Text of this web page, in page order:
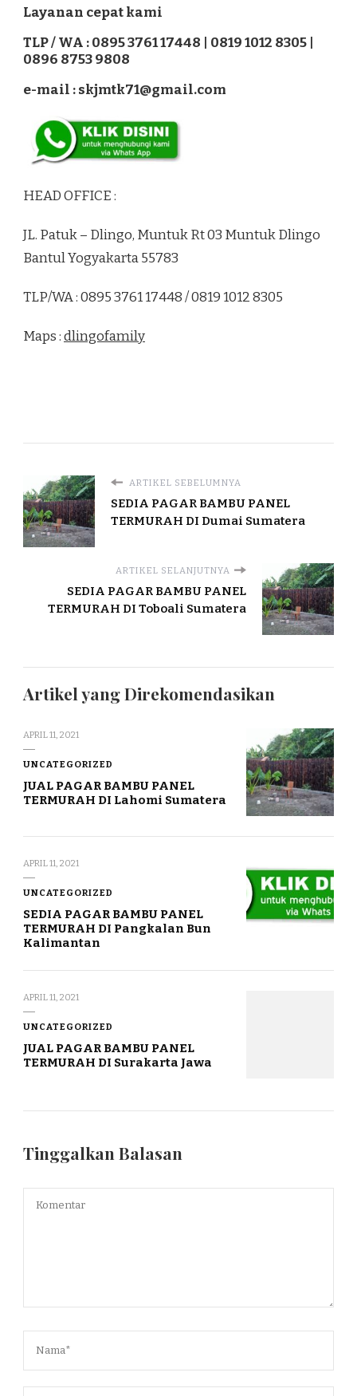
Layanan cepat kami
TLP / WA : 0895 3761 17448 | 0819 1012 8305 |
0896 8753 9808
e-mail : skjmtk71@gmail.com
HEAD OFFICE :
JL. Patuk – Dlingo, Muntuk Rt 03 Muntuk Dlingo
Bantul Yogyakarta 55783
TLP/WA : 0895 3761 17448 / 0819 1012 8305
Maps :dlingofamily
ARTIKEL SEBELUMNYA
SEDIA PAGAR BAMBU PANEL
TERMURAH DI Dumai Sumatera
ARTIKEL SELANJUTNYA
SEDIA PAGAR BAMBU PANEL
TERMURAH DI Toboali Sumatera
Artikel yang Direkomendasikan
APRIL 11, 2021
UNCATEGORIZED
JUAL PAGAR BAMBU PANEL
TERMURAH DI Lahomi Sumatera
APRIL 11, 2021
UNCATEGORIZED
SEDIA PAGAR BAMBU PANEL
TERMURAH DI Pangkalan Bun
Kalimantan
APRIL 11, 2021
UNCATEGORIZED
JUAL PAGAR BAMBU PANEL
TERMURAH DI Surakarta Jawa
Tinggalkan Balasan